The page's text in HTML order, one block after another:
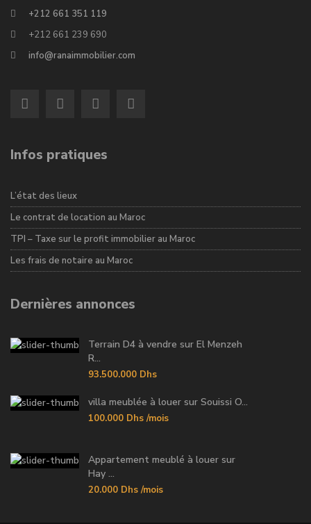
+212 661 351 119
+212 661 239 690
info@ranaimmobilier.com
Infos pratiques
L’état des lieux
Le contrat de location au Maroc
TPI – Taxe sur le profit immobilier au Maroc
Les frais de notaire au Maroc
Dernières annonces
Terrain D4 à vendre sur El Menzeh
R...
93.500.000 Dhs
villa meublée à louer sur Souissi O...
100.000 Dhs /mois
Appartement meublé à louer sur
Hay ...
20.000 Dhs /mois